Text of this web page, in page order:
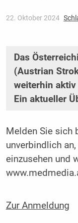
22. Oktober 2024
Das
(Austrian
weiterhin
Ein aktueller
Melden Sie sich
unverbindlich
einzusehen und
Zur Anmeldung